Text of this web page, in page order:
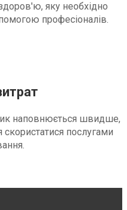
яку необхідно
професіоналів.
наповнюється швидше,
послугами